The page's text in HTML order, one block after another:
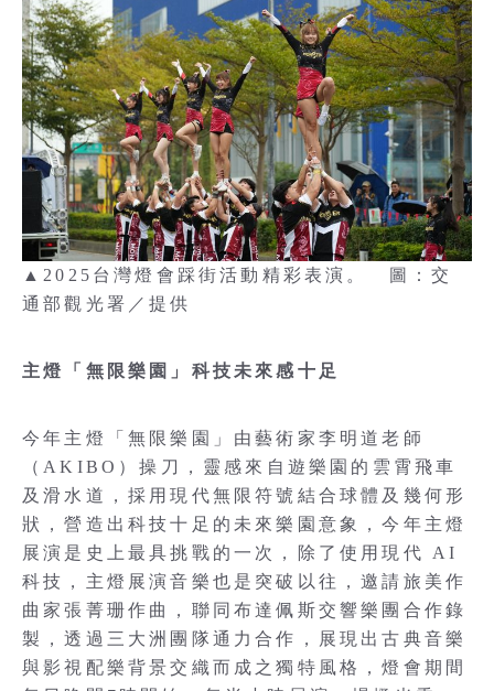
▲2025台灣燈會踩街活動精彩表演。 圖：交
通部觀光署／提供
主燈「無限樂園」科技未來感十足
今年主燈「無限樂園」由藝術家李明道老師
（AKIBO）操刀，靈感來自遊樂園的雲霄飛車
及滑水道，採用現代無限符號結合球體及幾何形
狀，營造出科技十足的未來樂園意象，今年主燈
展演是史上最具挑戰的一次，除了使用現代 AI
科技，主燈展演音樂也是突破以往，邀請旅美作
曲家張菁珊作曲，聯同布達佩斯交響樂團合作錄
製，透過三大洲團隊通力合作，展現出古典音樂
與影視配樂背景交織而成之獨特風格，燈會期間